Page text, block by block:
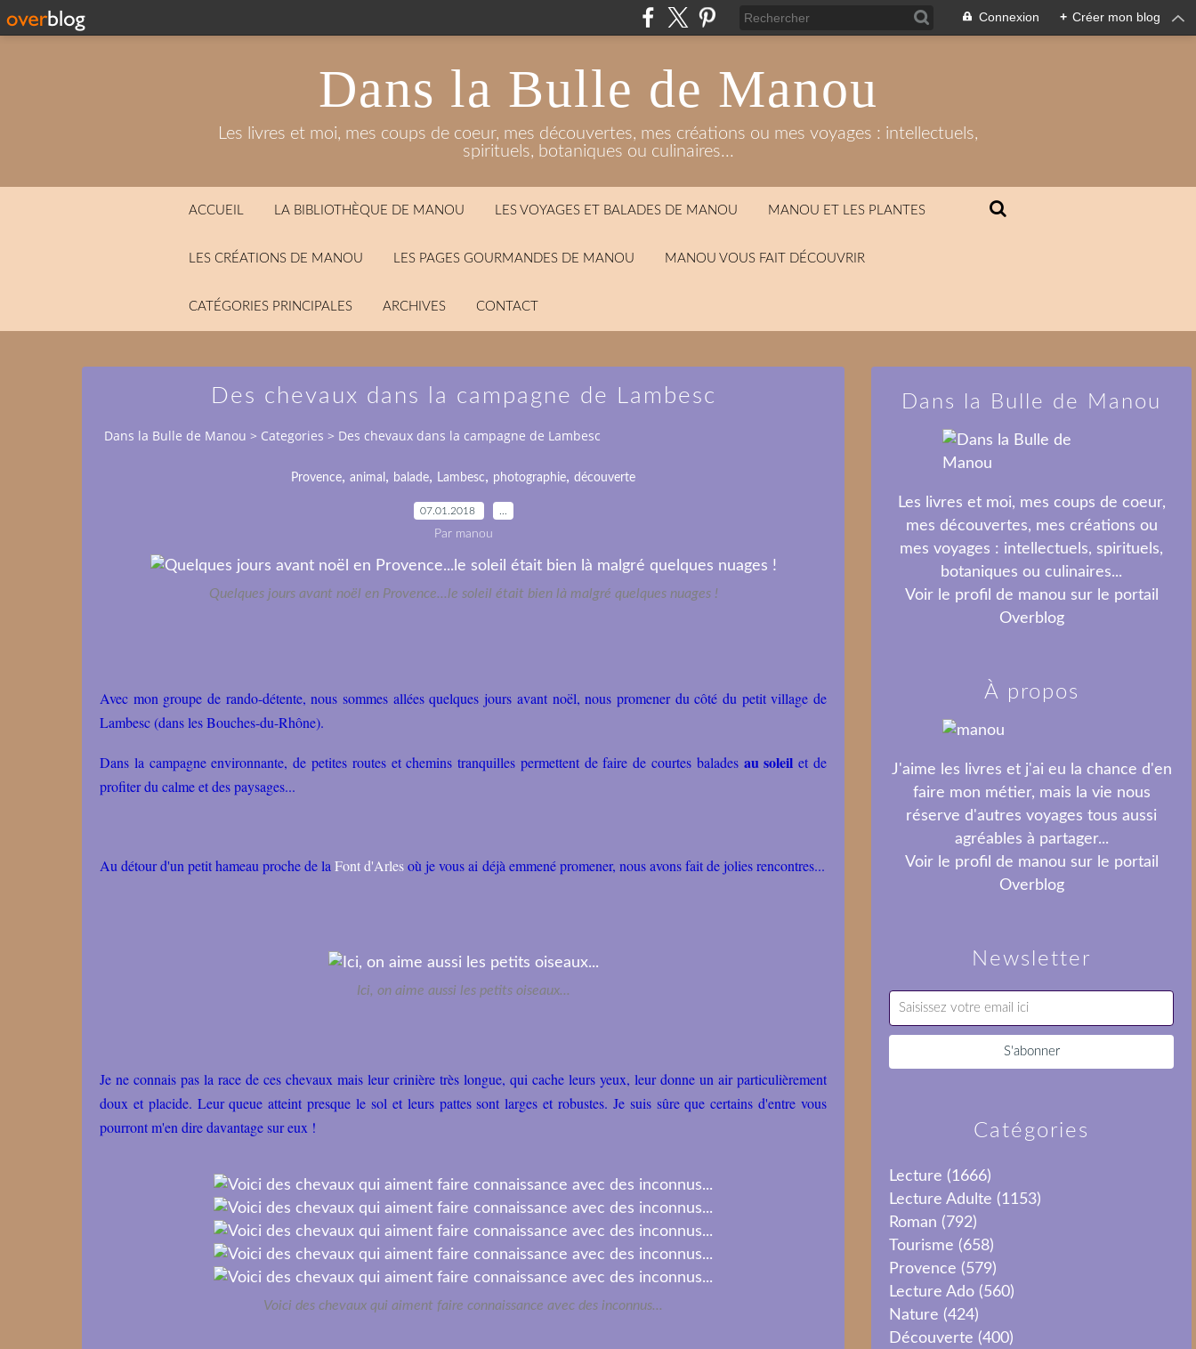
Connexion + Créer mon blog
Dans la Bulle de Manou
Les livres et moi, mes coups de coeur, mes découvertes, mes créations ou mes voyages : intellectuels,
spirituels, botaniques ou culinaires...
ACCUEIL LA BIBLIOTHÈQUE DE MANOU LES VOYAGES ET BALADES DE MANOU MANOU ET LES PLANTES
LES CRÉATIONS DE MANOU LES PAGES GOURMANDES DE MANOU MANOU VOUS FAIT DÉCOUVRIR
CATÉGORIES PRINCIPALES ARCHIVES CONTACT
Des chevaux dans la campagne de Lambesc
Dans la Bulle de Manou > Categories > Des chevaux dans la campagne de Lambesc
Provence, animal , balade, Lambesc, photographie, découverte
07.01.2018
Par manou
Quelques jours avant noël en Provence...le soleil était bien là malgré quelques nuages !
Avec mon groupe de rando-détente, nous sommes allées quelques jours avant noël, nous promener du côté du petit village de
Lambesc (dans les Bouches-du-Rhône).
Dans la campagne environnante, de petites routes et chemins tranquilles permettent de faire de courtes baladesau soleilet de
profiter du calme et des paysages...
Au détour d'un petit hameau proche de la Font d'Arlesoù je vous ai déjà emmené promener, nous avons fait de jolies rencontres...
Ici, on aime aussi les petits oiseaux...
Je ne connais pas la race de ces chevaux mais leur crinière très longue, qui cache leurs yeux, leur donne un air particulièrement
doux et placide. Leur queue atteint presque le sol et leurs pattes sont larges et robustes. Je suis sûre que certains d'entre vous
pourront m'en dire davantage sur eux !
Voici des chevaux qui aiment faire connaissance avec des inconnus...
Newsletter
Catégories
Lecture (1666)
Lecture Adulte (1153)
Roman (792)
Tourisme (658)
Provence (579)
Lecture Ado (560)
Nature (424)
Découverte (400)
Dans la Bulle de Manou
Les livres et moi, mes coups de coeur,
mes découvertes, mes créations ou
mes voyages : intellectuels, spirituels,
botaniques ou culinaires...
Voir le profil de manou sur le portail
Overblog
À propos
J'aime les livres et j'ai eu la chance d'en
faire mon métier, mais la vie nous
réserve d'autres voyages tous aussi
agréables à partager...
Voir le profil de manou sur le portail
Overblog